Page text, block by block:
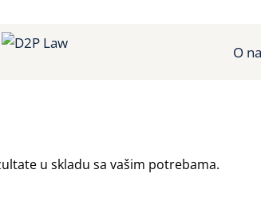
O
u skladu sa vašim potrebama.